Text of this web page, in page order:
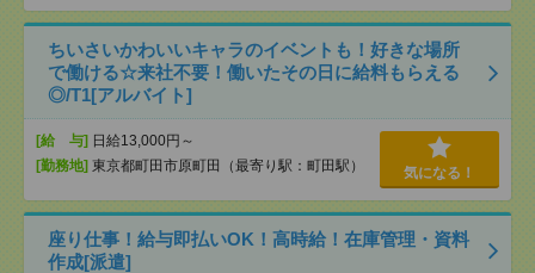
ちいさいかわいいキャラのイベントも！好きな場所
で働ける☆来社不要！働いたその日に給料もらえる
◎/T1[アルバイト]
[給 与] 日給13,000円～
[勤務地] 東京都町田市原町田（最寄り駅：町田駅） 気になる！
座り仕事！給与即払いOK！高時給！在庫管理・資料
作成[派遣]